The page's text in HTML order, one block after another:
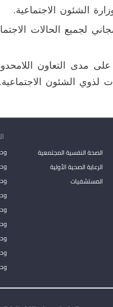
الشئون الاجتماعية.
لجميع الحالات
على مدى التعاون
لذوي الشئون الاجتماعية.
الصحة النفسية المجتمعية
الرعاية الصحية الأولية
المستشفيات